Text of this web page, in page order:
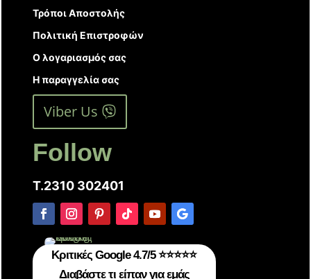
Τρόποι Αποστολής
Πολιτική Επιστροφών
Ο λογαριασμός σας
Η παραγγελία σας
Viber Us
Follow
T.2310 302401
Κριτικές Google 4.7/5 ⭐⭐⭐⭐⭐
Διαβάστε τι είπαν για εμάς